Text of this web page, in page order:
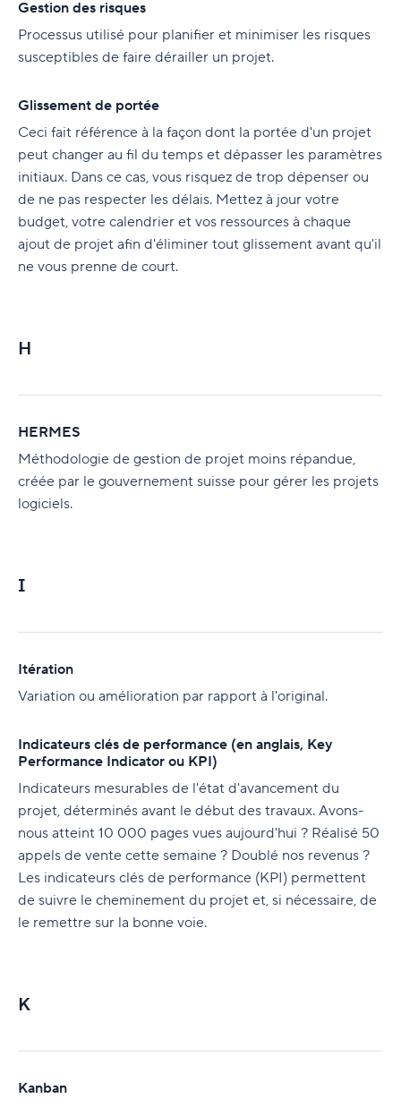
Gestion des risques
Processus utilisé pour planifier et minimiser les risques
susceptibles de faire dérailler un projet.
Glissement de portée
Ceci fait référence à la façon dont la portée d'un projet
peut changer au fil du temps et dépasser les paramètres
initiaux. Dans ce cas, vous risquez de trop dépenser ou
de ne pas respecter les délais. Mettez à jour votre
budget, votre calendrier et vos ressources à chaque
ajout de projet afin d'éliminer tout glissement avant qu'il
ne vous prenne de court.
H
HERMES
Méthodologie de gestion de projet moins répandue,
créée par le gouvernement suisse pour gérer les projets
logiciels.
I
Itération
Variation ou amélioration par rapport à l'original.
Indicateurs clés de performance (en anglais, Key
Performance Indicator ou KPI)
Indicateurs mesurables de l'état d'avancement du
projet, déterminés avant le début des travaux. Avons-
nous atteint 10 000 pages vues aujourd'hui ? Réalisé 50
appels de vente cette semaine ? Doublé nos revenus ?
Les indicateurs clés de performance (KPI) permettent
de suivre le cheminement du projet et, si nécessaire, de
le remettre sur la bonne voie.
K
Kanban